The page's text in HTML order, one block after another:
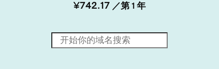
¥742.17 ／第 1 年